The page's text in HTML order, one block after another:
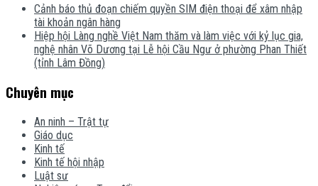
Cảnh báo thủ đoạn chiếm quyền SIM điện thoại để xâm nhập
tài khoản ngân hàng
Hiệp hội Làng nghề Việt Nam thăm và làm việc với kỷ lục gia,
nghệ nhân Võ Dương tại Lễ hội Cầu Ngư ở phường Phan Thiết
(tỉnh Lâm Đồng)
Chuyên mục
An ninh – Trật tự
Giáo dục
Kinh tế
Kinh tế hội nhập
Luật sư